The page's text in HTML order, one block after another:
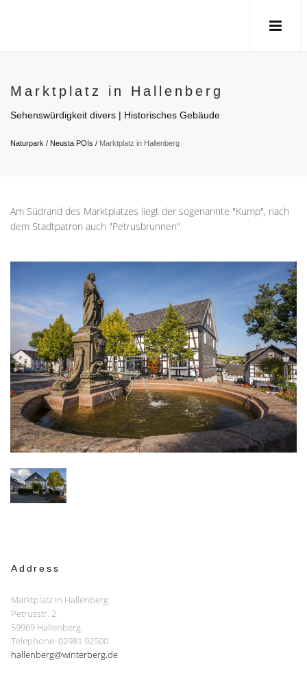
Marktplatz in Hallenberg
Sehenswürdigkeit divers | Historisches Gebäude
Naturpark / Neusta POIs / Marktplatz in Hallenberg
Am Südrand des Marktplatzes liegt der sogenannte "Kump", nach
dem Stadtpatron auch "Petrusbrunnen"
Address
Marktplatz in Hallenberg
Petrusstr. 2
59969 Hallenberg
Telephone: 02981 92500
hallenberg@winterberg.de